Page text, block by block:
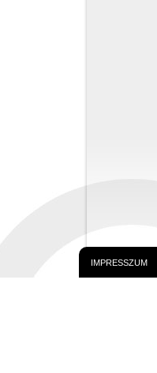
IMPRESSZUM